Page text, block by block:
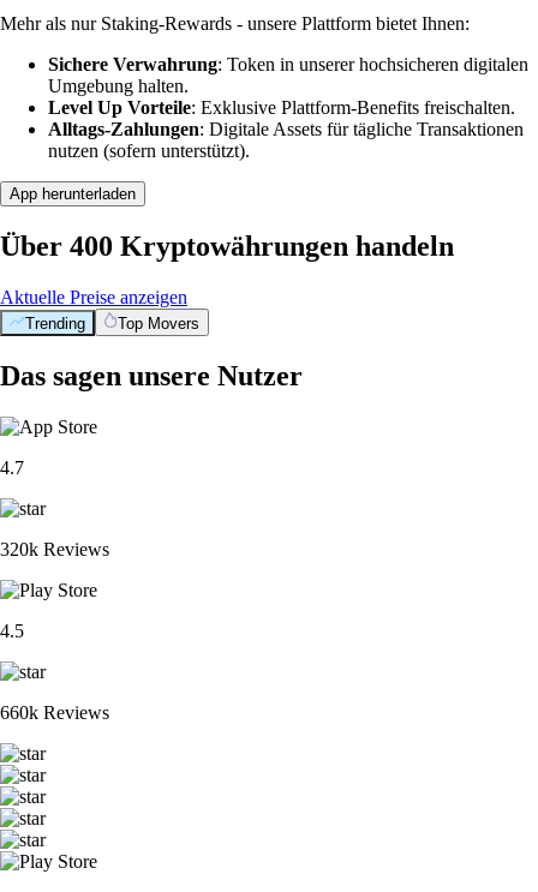
Mehr als nur Staking-Rewards - unsere Plattform bietet Ihnen:
Sichere Verwahrung: Token in unserer hochsicheren digitalen
Umgebung halten.
Level Up Vorteile: Exklusive Plattform-Benefits freischalten.
Alltags-Zahlungen: Digitale Assets für tägliche Transaktionen
nutzen (sofern unterstützt).
App herunterladen
Über 400 Kryptowährungen handeln
Aktuelle Preise anzeigen
Trending Top Movers
Das sagen unsere Nutzer
4.7
320k Reviews
4.5
660k Reviews